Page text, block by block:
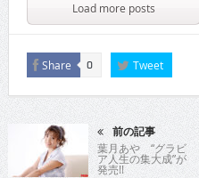
Load more posts
Share 0 Tweet
前の記事
葉月あや “グラビ
ア人生の集大成”が
発売!!